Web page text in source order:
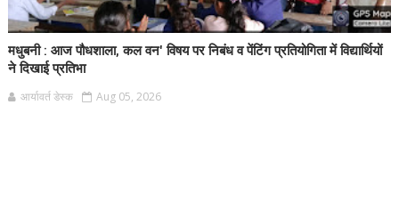
मधुबनी : आज पौधशाला, कल वन' विषय पर निबंध व पेंटिंग प्रतियोगिता में विद्यार्थियों
ने दिखाई प्रतिभा
आर्यावर्त डेस्क Aug 05, 2026